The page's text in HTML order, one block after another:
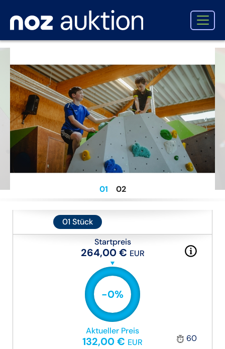
1 2
01 Stück
60
Startpreis
264,00 € EUR
-0%
Aktueller Preis
132,00 € EUR